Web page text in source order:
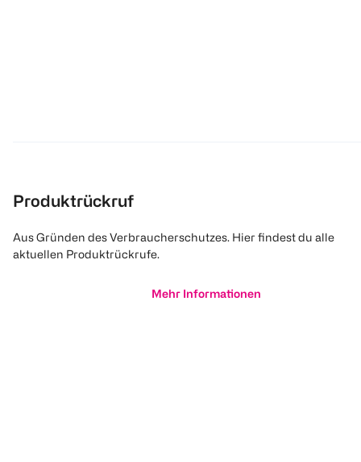
Produktrückruf
Aus Gründen des Verbraucherschutzes. Hier findest du alle
aktuellen Produktrückrufe.
Mehr Informationen